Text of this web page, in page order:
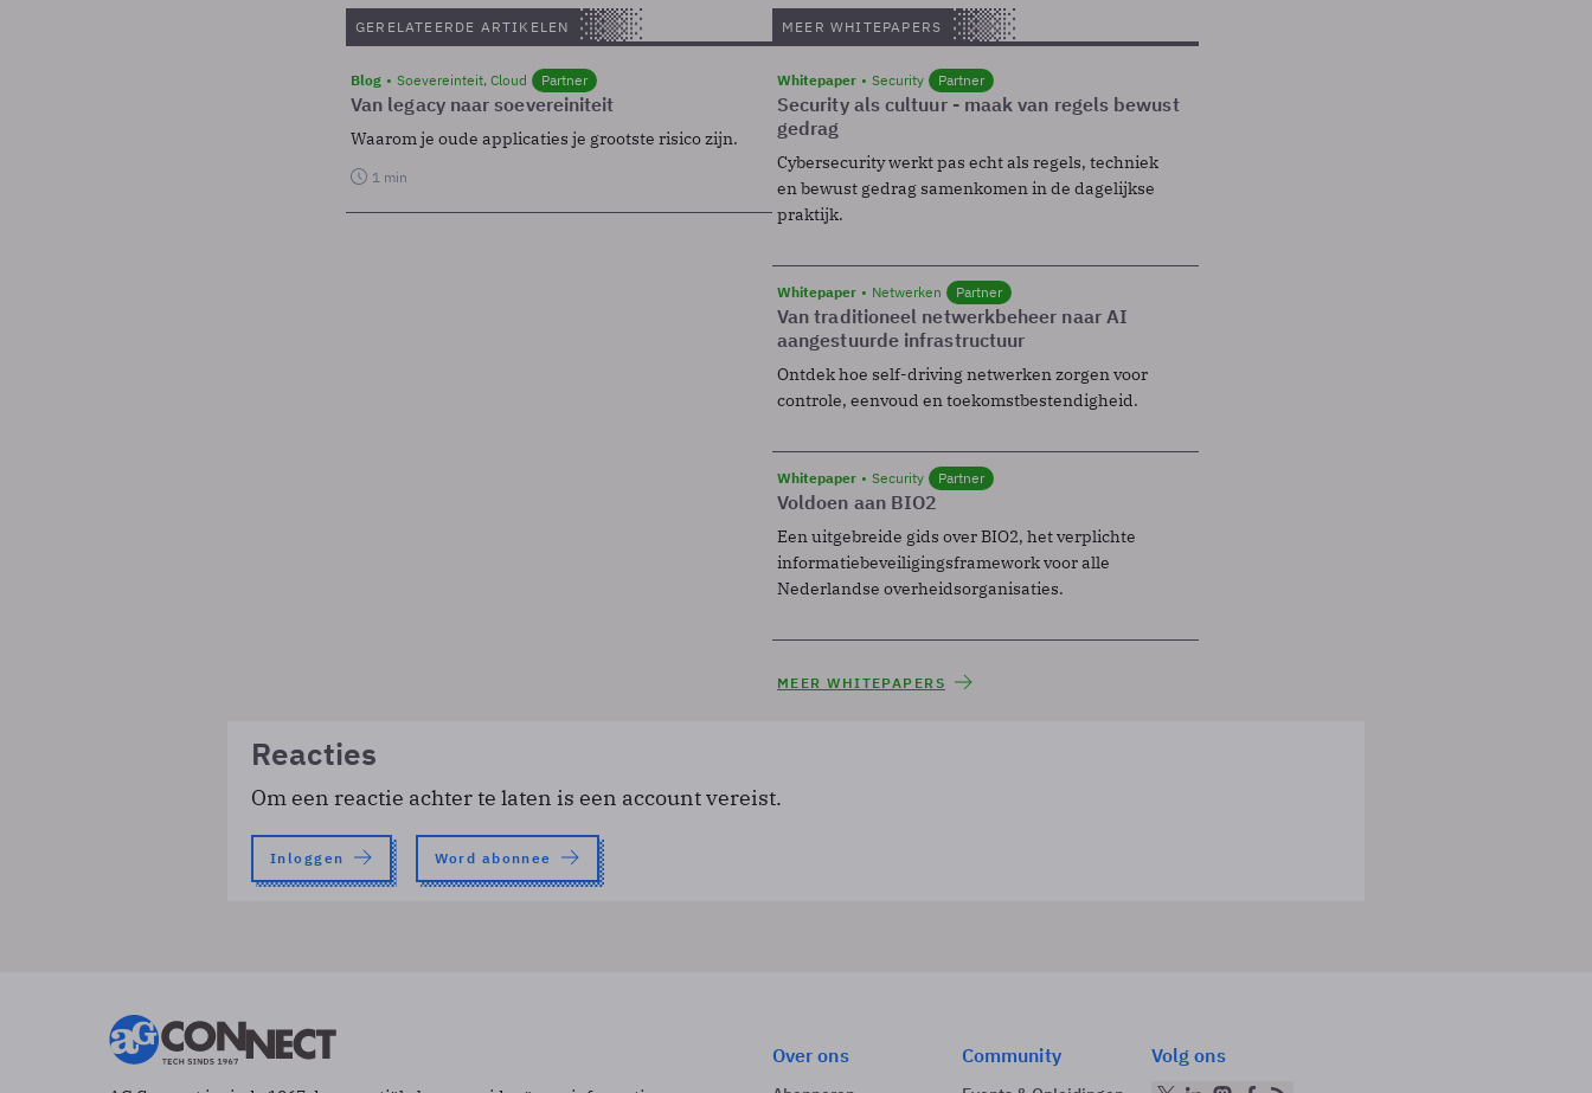
GERELATEERDE ARTIKELEN
Blog Soevereinteit, Cloud Partner
Van legacy naar soevereiniteit
Waarom je oude applicaties je grootste risico zijn.
1 min
MEER WHITEPAPERS
Whitepaper Security Partner
Security als cultuur - maak van regels bewust
gedrag
Cybersecurity werkt pas echt als regels, techniek
en bewust gedrag samenkomen in de dagelijkse
praktijk.
Whitepaper Netwerken Partner
Van traditioneel netwerkbeheer naar AI
aangestuurde infrastructuur
Ontdek hoe self-driving netwerken zorgen voor
controle, eenvoud en toekomstbestendigheid.
Whitepaper Security Partner
Voldoen aan BIO2
Een uitgebreide gids over BIO2, het verplichte
informatiebeveiligingsframework voor alle
Nederlandse overheidsorganisaties.
MEER WHITEPAPERS
Reacties
Om een reactie achter te laten is een account vereist.
Inloggen Word abonnee
Over ons Community Volg ons